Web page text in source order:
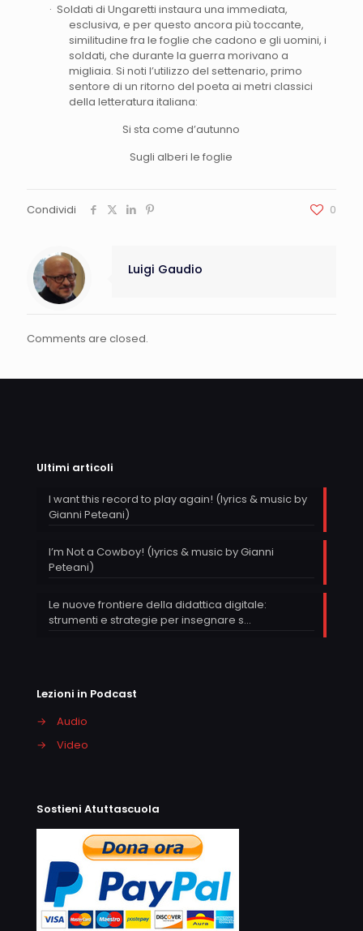
· Soldati di Ungaretti instaura una immediata,
esclusiva, e per questo ancora più toccante,
similitudine fra le foglie che cadono e gli uomini, i
soldati, che durante la guerra morivano a
migliaia. Si noti l’utilizzo del settenario, primo
sentore di un ritorno del poeta ai metri classici
della letteratura italiana:
Si sta come d’autunno
Sugli alberi le foglie
Condividi 0
Luigi Gaudio
Comments are closed.
Ultimi articoli
I want this record to play again! (lyrics & music by
Gianni Peteani)
I’m Not a Cowboy! (lyrics & music by Gianni
Peteani)
Le nuove frontiere della didattica digitale:
strumenti e strategie per insegnare s…
Lezioni in Podcast
→
Audio
→
Video
Sostieni Atuttascuola